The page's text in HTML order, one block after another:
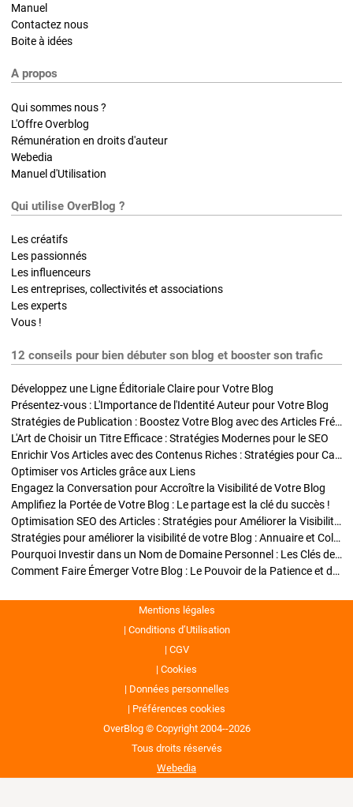
Manuel
Contactez nous
Boite à idées
A propos
Qui sommes nous ?
L'Offre Overblog
Rémunération en droits d'auteur
Webedia
Manuel d'Utilisation
Qui utilise OverBlog ?
Les créatifs
Les passionnés
Les influenceurs
Les entreprises, collectivités et associations
Les experts
Vous !
12 conseils pour bien débuter son blog et booster son trafic
Développez une Ligne Éditoriale Claire pour Votre Blog
Présentez-vous : L'Importance de l'Identité Auteur pour Votre Blog
Stratégies de Publication : Boostez Votre Blog avec des Articles Fréquents et Exclusifs
L'Art de Choisir un Titre Efficace : Stratégies Modernes pour le SEO
Enrichir Vos Articles avec des Contenus Riches : Stratégies pour Captiver et Optimiser
Optimiser vos Articles grâce aux Liens
Engagez la Conversation pour Accroître la Visibilité de Votre Blog
Amplifiez la Portée de Votre Blog : Le partage est la clé du succès !
Optimisation SEO des Articles : Stratégies pour Améliorer la Visibilité de Votre Blog
Stratégies pour améliorer la visibilité de votre Blog : Annuaire et Collaborations
Pourquoi Investir dans un Nom de Domaine Personnel : Les Clés de la Réussite de Votre Blog
Comment Faire Émerger Votre Blog : Le Pouvoir de la Patience et de la Persévérance
Mentions légales
Conditions d’Utilisation
CGV
Cookies
Données personnelles
Préférences cookies
OverBlog © Copyright 2004--2026
Tous droits réservés
Webedia